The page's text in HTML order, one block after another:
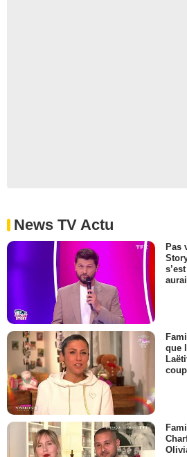
News TV Actu
Pas
que
coup